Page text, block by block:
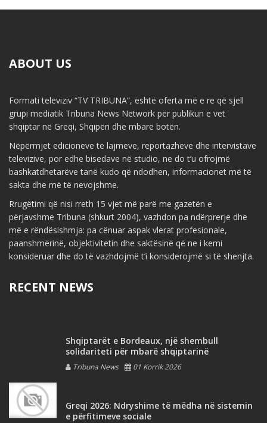
ABOUT US
Formati televiziv “TV TRIBUNA”, është oferta më e re që sjell
grupi mediatik Tribuna News Network për publikun e vet
shqiptar në Greqi, Shqipëri dhe mbarë botën.
Nëpërmjet edicioneve të lajmeve, reportazheve dhe intervistave
televizive, por edhe bisedave në studio, ne do t’u ofrojmë
bashkatdhetarëve tanë kudo që ndodhen, informacionet më të
sakta dhe më të nevojshme.
Rrugëtimi që nisi rreth 15 vjet më parë me gazetën e
përjavshme Tribuna (shkurt 2004), vazhdon pa ndërprerje dhe
më e rëndësishmja: pa cënuar aspak vlerat profesionale,
paanshmërinë, objektivitetin dhe saktësinë që ne i kemi
konsideruar dhe do të vazhdojmë t’i konsiderojmë si të shenjta.
RECENT NEWS
Shqiptarët e Bordeaux, një shembull
solidariteti për mbarë shqiptarinë
Tribuna News 01 Korrik 2026
Greqi 2026: Ndryshime të mëdha në sistemin
e përfitimeve sociale